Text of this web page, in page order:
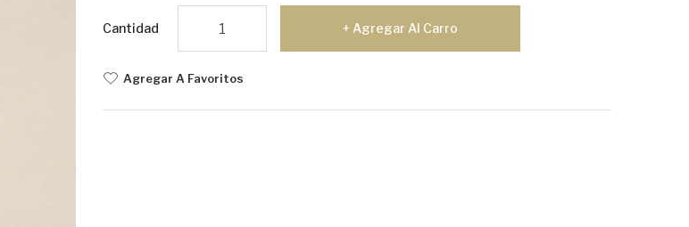
Cantidad Agregar Al Carro
Agregar A Favoritos